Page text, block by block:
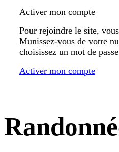
Activer mon compte
Pour rejoindre le site,
Munissez-vous de votre
choisissez un mot de
Activer mon compte